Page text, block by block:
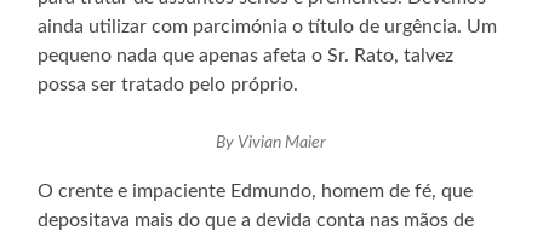
ainda utilizar com parcimónia o título de urgência. Um
pequeno nada que apenas afeta o Sr. Rato, talvez
possa ser tratado pelo próprio.
By Vivian Maier
O crente e impaciente Edmundo, homem de fé, que
depositava mais do que a devida conta nas mãos de